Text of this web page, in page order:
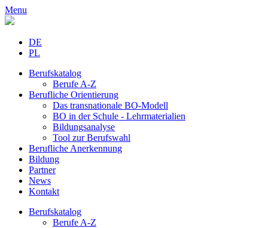
Menu
DE
PL
Berufskatalog
Berufe A-Z
Berufliche Orientierung
Das transnationale BO-Modell
BO in der Schule - Lehrmaterialien
Bildungsanalyse
Tool zur Berufswahl
Berufliche Anerkennung
Bildung
Partner
News
Kontakt
Berufskatalog
Berufe A-Z